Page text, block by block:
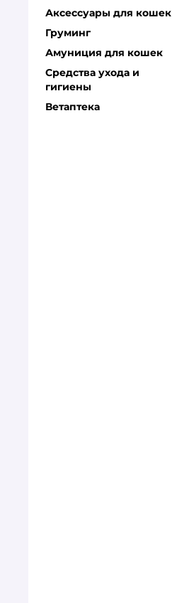
Аксессуары для кошек
Груминг
Амуниция для кошек
Средства ухода и
гигиены
Ветаптека